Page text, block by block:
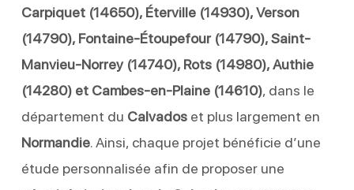
Carpiquet (14650), Éterville (14930), Verson
(14790), Fontaine-Étoupefour (14790), Saint-
Manvieu-Norrey (14740), Rots (14980), Authie
(14280) et Cambes-en-Plaine (14610), dans le
département du Calvadoset plus largement en
Normandie. Ainsi, chaque projet bénéficie d’une
étude personnalisée afin de proposer une